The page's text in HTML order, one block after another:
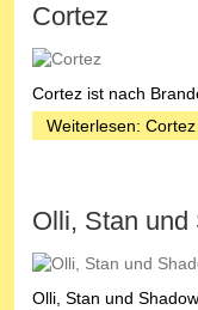
Cortez
Cortez ist nach
Weiterlesen: Cortez
Olli, Stan und
Olli, Stan und